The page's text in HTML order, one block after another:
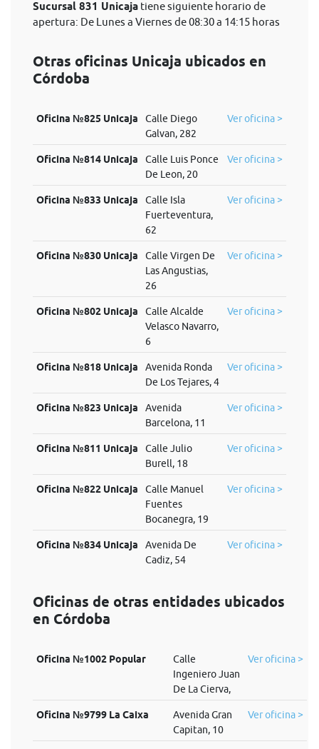
Sucursal 831 Unicaja tiene siguiente horario de
apertura: De Lunes a Viernes de 08:30 a 14:15 horas
Otras oficinas Unicaja ubicados en
Córdoba
Oficina №825 Unicaja
Calle Diego
Galvan, 282
Ver oficina >
Oficina №814 Unicaja
Calle Luis Ponce
De Leon, 20
Ver oficina >
Oficina №833 Unicaja
Calle Isla
Fuerteventura,
62
Ver oficina >
Oficina №830 Unicaja
Calle Virgen De
Las Angustias,
26
Ver oficina >
Oficina №802 Unicaja
Calle Alcalde
Velasco Navarro,
6
Ver oficina >
Oficina №818 Unicaja
Avenida Ronda
De Los Tejares, 4
Ver oficina >
Oficina №823 Unicaja
Avenida
Barcelona, 11
Ver oficina >
Oficina №811 Unicaja
Calle Julio
Burell, 18
Ver oficina >
Oficina №822 Unicaja
Calle Manuel
Fuentes
Bocanegra, 19
Ver oficina >
Oficina №834 Unicaja
Avenida De
Cadiz, 54
Ver oficina >
Oficinas de otras entidades ubicados
en Córdoba
Oficina №1002 Popular
Calle
Ingeniero Juan
De La Cierva,
Ver oficina >
Oficina №9799 La Caixa
Avenida Gran
Capitan, 10
Ver oficina >